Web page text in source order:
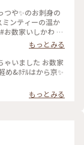
ンティーの温か
り合わせもっとみる
もっとみる